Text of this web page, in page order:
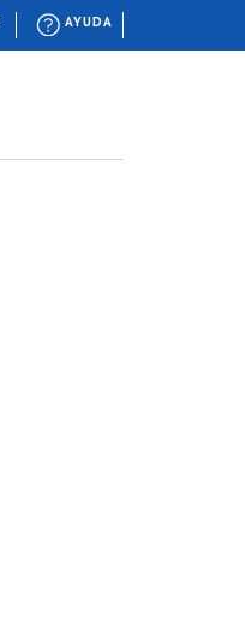
AYUDA